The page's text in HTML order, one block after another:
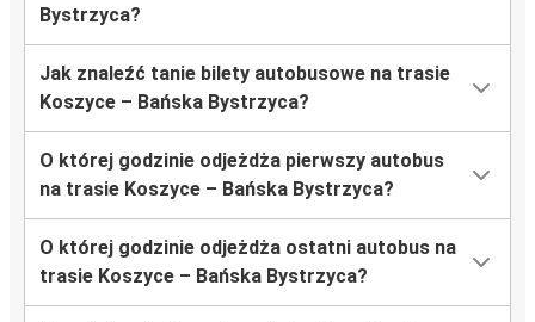
Bystrzycа?
Jak znaleźć tanie bilety autobusowe na trasie
Koszyce – Bańska Bystrzycа?
O której godzinie odjeżdża pierwszy autobus
na trasie Koszyce – Bańska Bystrzycа?
O której godzinie odjeżdża ostatni autobus na
trasie Koszyce – Bańska Bystrzycа?